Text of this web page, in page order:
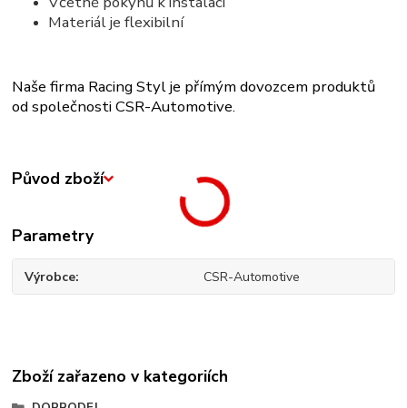
Materiál je flexibilní
Naše firma Racing Styl je přímým dovozcem produktů
od společnosti CSR-Automotive.
Původ zboží
Parametry
Výrobce CSR-Automotive
Zboží zařazeno v kategoriích